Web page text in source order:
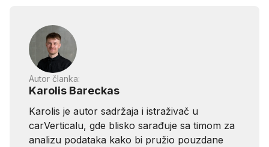
Autor članka:
Karolis Bareckas
Karolis je autor sadržaja i istraživač u
carVerticalu, gde blisko sarađuje sa timom za
analizu podataka kako bi pružio pouzdane